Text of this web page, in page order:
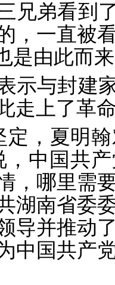
兄弟看到
，一直被
是由此而
示与封建
走上了革
定，夏明
，中国共
，哪里需
湖南省委
导并推动
中国共产